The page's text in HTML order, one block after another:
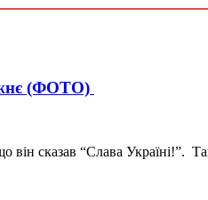
(ФОТО)
він сказав “Слава Україні!”.